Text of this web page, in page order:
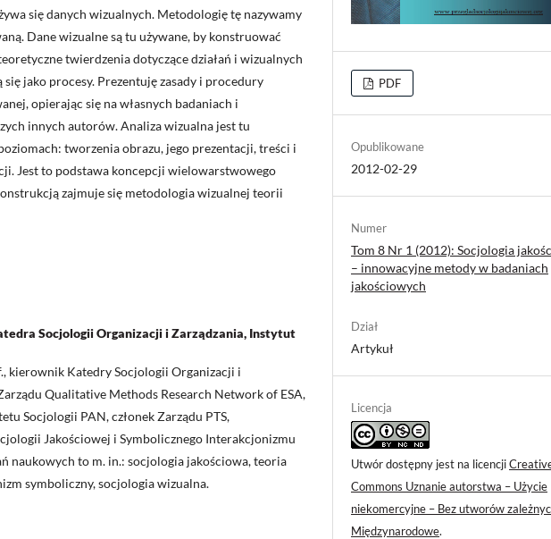
się danych wizualnych. Metodologię tę nazywamy
Dane wizualne są tu używane, by konstruować
twierdzenia dotyczące działań i wizualnych
jako procesy. Prezentuję zasady i procedury
opierając się na własnych badaniach i
innych autorów. Analiza wizualna jest tu
tworzenia obrazu, jego prezentacji, treści i
Jest to podstawa koncepcji wielowarstwowego
zajmuje się metodologia wizualnej teorii
Socjologii Organizacji i Zarządzania, Instytut
kierownik Katedry Socjologii Organizacji i
Qualitative Methods Research Network of ESA,
Socjologii PAN, członek Zarządu PTS,
Jakościowej i Symbolicznego Interakcjonizmu
naukowych to m. in.: socjologia jakościowa, teoria
symboliczny, socjologia wizualna.
PDF
Opublikowane
2012-02-29
Numer
Tom 8 Nr 1 (2012): Socjologia
– innowacyjne metody w badaniach
jakościowych
Dział
Artykuł
Licencja
Utwór dostępny jest na licencji
Commons Uznanie autorstwa – Użycie
niekomercyjne – Bez utworów
Międzynarodowe.